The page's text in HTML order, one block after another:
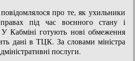
про те, як ухильники
під час воєнного стану і
У Кабміні готують нові обмеження
дані в ТЦК. За словами міністра
послуги.